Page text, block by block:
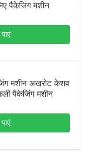
पैकेजिंग मशीन
मशीन अखरोट केशव
पैकेजिंग मशीन